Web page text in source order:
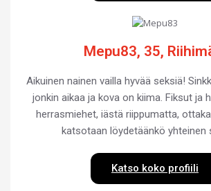
Mepu83, 35,
Aikuinen nainen vailla hyvää seksiä!
jonkin aikaa ja kova on kiima. Fiksut ja
herrasmiehet, iästä riippumatta,
katsotaan löydetäänkö yhteinen
Katso koko profiili